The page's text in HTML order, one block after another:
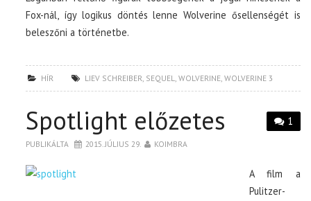
Fox-nál, így logikus döntés lenne Wolverine ősellenségét is
beleszőni a történetbe.
HÍR LIEV SCHREIBER, SEQUEL,WOLVERINE,WOLVERINE 3
1
Spotlight előzetes
PUBLIKÁLTA 2015. JÚLIUS 29. KOIMBRA
A film a
Pulitzer-